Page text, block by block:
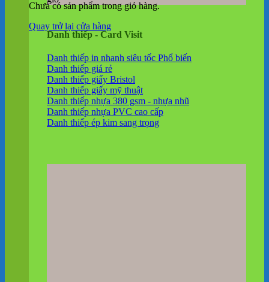
Chưa có sản phẩm trong giỏ hàng.
Quay trở lại cửa hàng
Danh thiếp - Card Visit
Danh thiếp in nhanh siêu tốc
Danh thiếp giá rẻ
Danh thiếp giấy Bristol
Danh thiếp giấy mỹ thuật
Danh thiếp nhựa 380 gsm - nhựa nhũ
Danh thiếp nhựa PVC cao cấp
Danh thiếp ép kim sang trọng